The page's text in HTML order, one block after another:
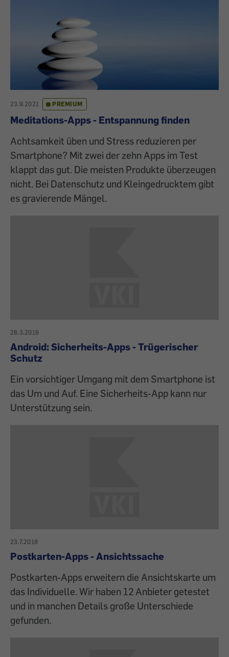
23.9.2021 PREMIUM
Meditations-Apps - Entspannung finden
Achtsamkeit üben und Stress reduzieren per
Smartphone? Mit zwei der zehn Apps im Test
klappt das gut. Die meisten Produkte überzeugen
nicht. Bei Datenschutz und Kleingedrucktem gibt
es gravierende Mängel.
28.3.2019
Android: Sicherheits-Apps - Trügerischer
Schutz
Ein vorsichtiger Umgang mit dem Smartphone ist
das Um und Auf. Eine Sicherheits-App kann nur
Unterstützung sein.
23.7.2018
Postkarten-Apps - Ansichtssache
Postkarten-Apps erweitern die Ansichtskarte um
das Individuelle. Wir haben 12 Anbieter getestet
und in manchen Details große Unterschiede
gefunden.